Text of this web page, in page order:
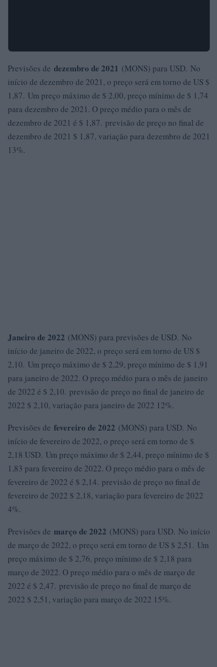
Previsões de dezembro de 2021 (MONS) para USD. No
início de dezembro de 2021, o preço será em torno de US $
1,87. Um preço máximo de $ 2,00, preço mínimo de $ 1,74
para dezembro de 2021. O preço médio para o mês de
dezembro de 2021 é $ 1,87. previsão de preço no final de
dezembro de 2021 $ 1,87, variação para dezembro de 2021
13%.
Janeiro de 2022 (MONS) para previsões de USD. No
início de janeiro de 2022, o preço será em torno de US $
2,10. Um preço máximo de $ 2,29, preço mínimo de $ 1,91
para janeiro de 2022. O preço médio para o mês de janeiro
de 2022 é $ 2,10. previsão de preço no final de janeiro de
2022 $ 2,10, variação para janeiro de 2022 12%.
Previsões de fevereiro de 2022 (MONS) para USD. No
início de fevereiro de 2022, o preço será em torno de $
2,18 USD. Um preço máximo de $ 2,44, preço mínimo de $
1,83 para fevereiro de 2022. O preço médio para o mês de
fevereiro de 2022 é $ 2,14. previsão de preço no final de
fevereiro de 2022 $ 2,18, variação para fevereiro de 2022
4%.
Previsões de março de 2022 (MONS) para USD. No início
de março de 2022, o preço será em torno de US $ 2,51. Um
preço máximo de $ 2,76, preço mínimo de $ 2,18 para
março de 2022. O preço médio para o mês de março de
2022 é $ 2,47. previsão de preço no final de março de
2022 $ 2,51, variação para março de 2022 15%.